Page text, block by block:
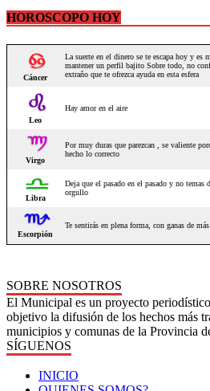
HOROSCOPO HOY
SOBRE NOSOTROS
El Municipal es un proyecto
objetivo la difusión de los hechos más
municipios y comunas de la Provincia
SÍGUENOS
INICIO